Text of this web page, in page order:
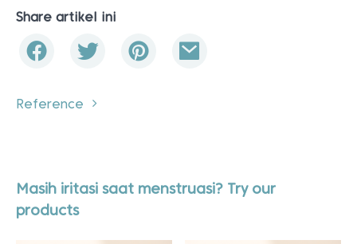
Share artikel ini
Reference
Masih iritasi saat menstruasi? Try our
products